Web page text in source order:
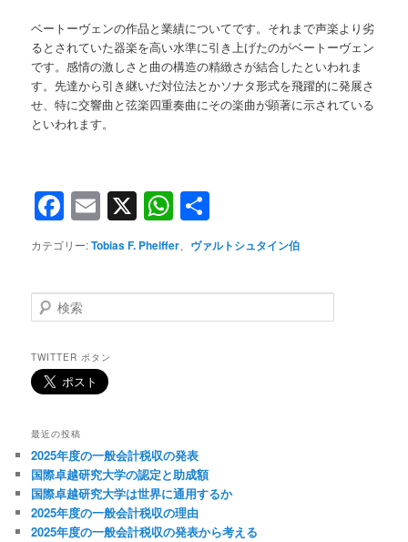
ベートーヴェンの作品と業績についてです。それまで声楽より劣
るとされていた器楽を高い水準に引き上げたのがベートーヴェン
です。感情の激しさと曲の構造の精緻さが結合したといわれま
す。先達から引き継いだ対位法とかソナタ形式を飛躍的に発展さ
せ、特に交響曲と弦楽四重奏曲にその楽曲が顕著に示されている
といわれます。
Facebook
Email
X WhatsApp
有
カテゴリー:Tobias F. Pheiffer ヴァルトシュタイン伯
検
索
TWITTER ボタン
最近の投稿
2025年度の一般会計税収の発表
国際卓越研究大学の認定と助成額
国際卓越研究大学は世界に通用するか
2025年度の一般会計税収の理由
2025年度の一般会計税収の発表から考える